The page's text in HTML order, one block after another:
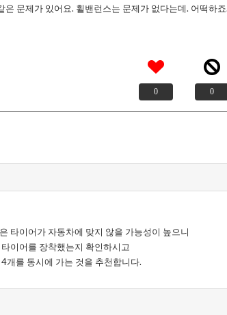
은 문제가 있어요. 휠밴런스는 문제가 없다는데. 어떡하
0 0
타이어가 자동차에 맞지 않을 가능성이 높으니
이어를 장착했는지 확인하시고
개를 동시에 가는 것을 추천합니다.